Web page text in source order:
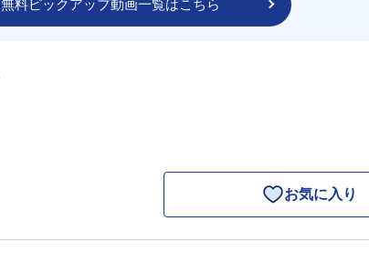
無料ピックアップ動画一覧はこちら
お気に入り